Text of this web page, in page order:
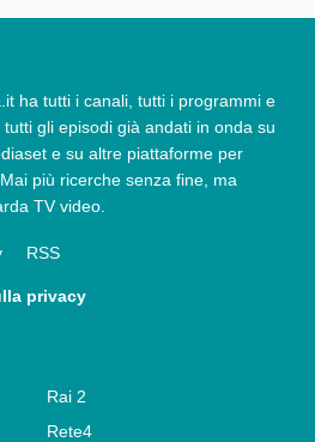
ha tutti i canali, tutti i programmi e
gli episodi già andati in onda su
e su altre piattaforme per
più ricerche senza fine, ma
TV video.
RSS
privacy
Rai 2
Rete4